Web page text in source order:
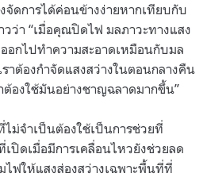
จัดการได้ค่อนข้างง่ายหากเทียบกับ
ว่า “เมื่อคุณปิดไฟ มลภาวะทางแสง
อกไปทำความสะอาดเหมือนกับมล
าต้องกำจัดแสงสว่างในตอนกลางคืน
องใช้มันอย่างชาญฉลาดมากขึ้น”
ไม่จำเป็นต้องใช้เป็นการช่วยที่
ปิดเมื่อมีการเคลื่อนไหวยังช่วยลด
ไฟให้แสงส่องสว่างเฉพาะพื้นที่ที่